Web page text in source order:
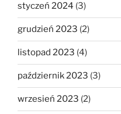
styczeń 2024 (3)
grudzień 2023 (2)
listopad 2023 (4)
październik 2023 (3)
wrzesień 2023 (2)